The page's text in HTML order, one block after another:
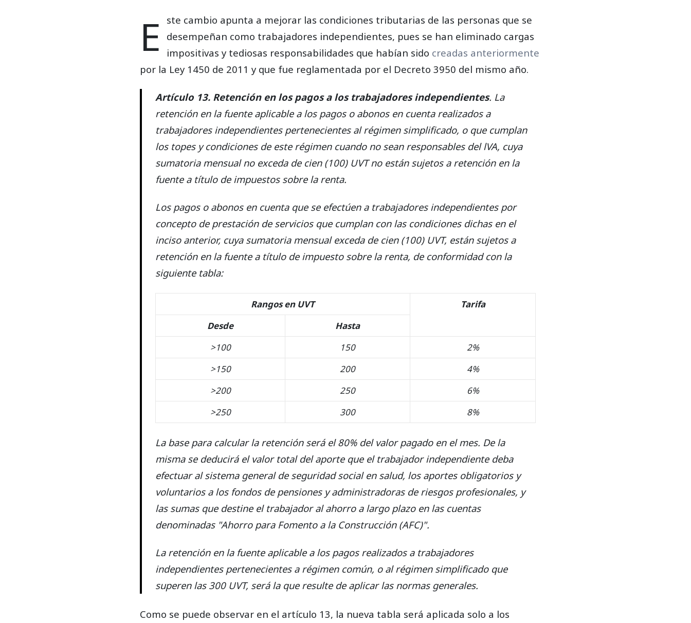
E
ste cambio apunta a mejorar las condiciones tributarias de las personas que se
desempeñan como trabajadores independientes, pues se han eliminado cargas
impositivas y tediosas responsabilidades que habían sido creadas anteriormente
por la Ley 1450 de 2011 y que fue reglamentada por el Decreto 3950 del mismo año.
Artículo 13. Retención en los pagos a los trabajadores independientes. La
retención en la fuente aplicable a los pagos o abonos en cuenta realizados a
trabajadores independientes pertenecientes al régimen simplificado, o que cumplan
los topes y condiciones de este régimen cuando no sean responsables del lVA, cuya
sumatoria mensual no exceda de cien (100) UVT no están sujetos a retención en la
fuente a título de impuestos sobre la renta.
Los pagos o abonos en cuenta que se efectúen a trabajadores independientes por
concepto de prestación de servicios que cumplan con las condiciones dichas en el
inciso anterior, cuya sumatoria mensual exceda de cien (100) UVT, están sujetos a
retención en la fuente a título de impuesto sobre la renta, de conformidad con la
siguiente tabla:
Rangos en UVT
Tarifa
Desde
Hasta
>100
150
2%
>150
200
4%
>200
250
6%
>250
300 8%
La base para calcular la retención será el 80% del valor pagado en el mes. De la
misma se deducirá el valor total del aporte que el trabajador independiente deba
efectuar al sistema general de seguridad social en salud, los aportes obligatorios y
voluntarios a los fondos de pensiones y administradoras de riesgos profesionales, y
las sumas que destine el trabajador al ahorro a largo plazo en las cuentas
denominadas "Ahorro para Fomento a la Construcción (AFC)".
La retención en la fuente aplicable a los pagos realizados a trabajadores
independientes pertenecientes a régimen común, o al régimen simplificado que
superen las 300 UVT, será la que resulte de aplicar las normas generales.
Como se puede observar en el artículo 13, la nueva tabla será aplicada solo a los